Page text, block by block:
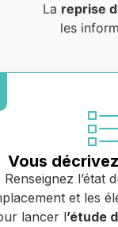
La reprise
les
Vous
Renseignez l’état
et les
lancer l’étude